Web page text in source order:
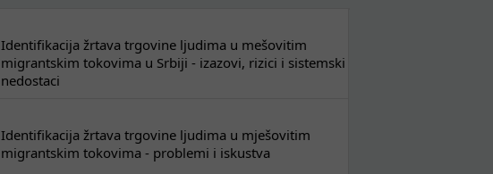
Identifikacija žrtava trgovine ljudima u mešovitim
migrantskim tokovima u Srbiji - izazovi, rizici i sistemski
nedostaci
Identifikacija žrtava trgovine ljudima u mješovitim
migrantskim tokovima - problemi i iskustva